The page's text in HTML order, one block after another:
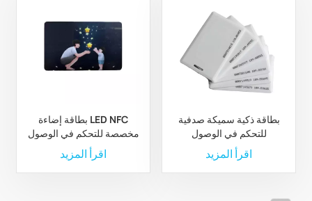
بطاقة إضاءة LED NFC
مخصصة للتحكم في الوصول
إلى مدينة الملاهي
اقرأ المزيد
بطاقة ذكية سميكة صدفية
للتحكم في الوصول
اقرأ المزيد